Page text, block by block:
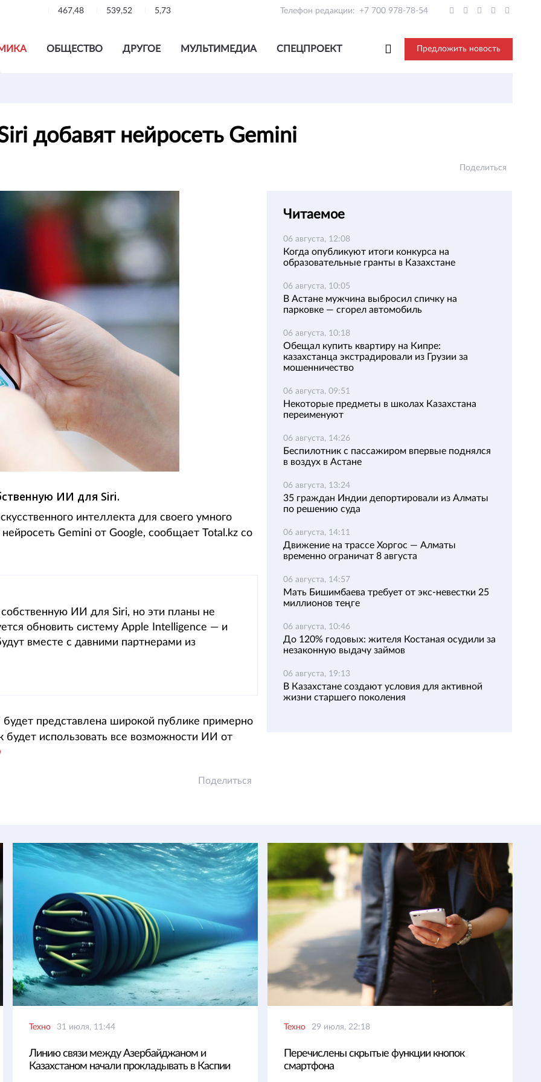
467,48 539,52 5,73 Телефон редакции: +7 700 978-78-54
ОБЩЕСТВО ДРУГОЕ МУЛЬТИМЕДИА СПЕЦПРОЕКТ Предложить новость
добавят нейросеть Gemini
Поделиться
ИИ для Siri.
интеллекта для своего умного
Gemini от Google, сообщает Total.kz со
ИИ для Siri, но эти планы не
обновить систему Apple Intelligence — и
вместе с давними партнерами из
представлена широкой публике примерно
использовать все возможности ИИ от
Поделиться
Читаемое
06 августа, 12:08
Когда опубликуют итоги конкурса на
образовательные гранты в Казахстане
06 августа, 10:05
В Астане мужчина выбросил спичку на
парковке — сгорел автомобиль
06 августа, 10:18
Обещал купить квартиру на Кипре:
казахстанца экстрадировали из Грузии за
мошенничество
06 августа, 09:51
Некоторые предметы в школах Казахстана
переименуют
06 августа, 14:26
Беспилотник с пассажиром впервые поднялся
в воздух в Астане
06 августа, 13:24
35 граждан Индии депортировали из Алматы
по решению суда
06 августа, 14:11
Движение на трассе Хоргос — Алматы
временно ограничат 8 августа
06 августа, 14:57
Мать Бишимбаева требует от экс-невестки 25
миллионов теңге
06 августа, 10:46
До 120% годовых: жителя Костаная осудили за
незаконную выдачу займов
06 августа, 19:13
В Казахстане создают условия для активной
жизни старшего поколения
Техно 31 июля, 11:44
Линию связи между Азербайджаном и
Казахстаном начали прокладывать в Каспии
Техно 29 июля, 22:18
Перечислены скрытые функции кнопок
смартфона